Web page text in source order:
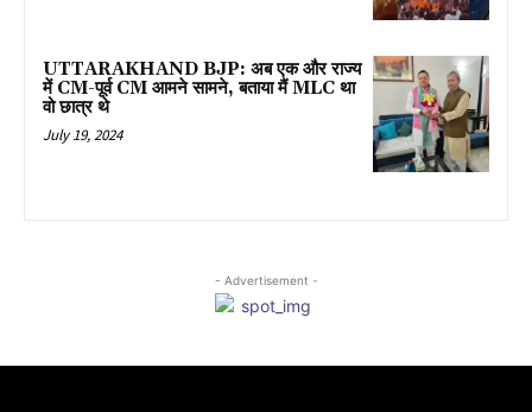
UTTARAKHAND BJP: अब एक और राज्य
में CM-पूर्व CM आमने सामने, बताया मैं MLC था
वो छात्र थे
July 19, 2024
- Advertisement -